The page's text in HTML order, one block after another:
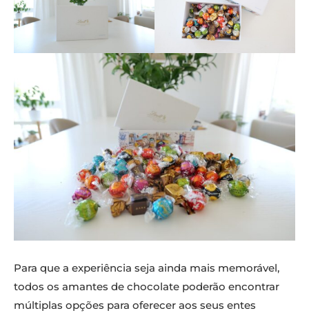
Para que a experiência seja ainda mais memorável,
todos os amantes de chocolate poderão encontrar
múltiplas opções para oferecer aos seus entes